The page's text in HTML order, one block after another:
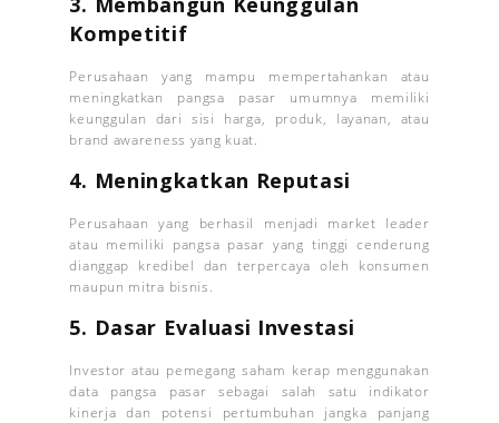
Kompetitif
Perusahaan yang mampu mempertahankan atau
meningkatkan pangsa pasar umumnya memiliki
keunggulan dari sisi harga, produk, layanan, atau
brand awareness yang kuat.
4. Meningkatkan Reputasi
Perusahaan yang berhasil menjadi market leader
atau memiliki pangsa pasar yang tinggi cenderung
dianggap kredibel dan terpercaya oleh konsumen
maupun mitra bisnis.
5. Dasar Evaluasi Investasi
Investor atau pemegang saham kerap menggunakan
data pangsa pasar sebagai salah satu indikator
kinerja dan potensi pertumbuhan jangka panjang